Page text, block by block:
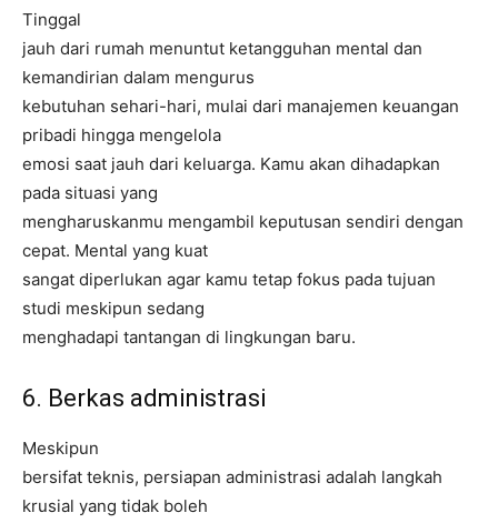
Tinggal
jauh dari rumah menuntut ketangguhan mental dan
kemandirian dalam mengurus
kebutuhan sehari-hari, mulai dari manajemen keuangan
pribadi hingga mengelola
emosi saat jauh dari keluarga. Kamu akan dihadapkan
pada situasi yang
mengharuskanmu mengambil keputusan sendiri dengan
cepat. Mental yang kuat
sangat diperlukan agar kamu tetap fokus pada tujuan
studi meskipun sedang
menghadapi tantangan di lingkungan baru.
6. Berkas administrasi
Meskipun
bersifat teknis, persiapan administrasi adalah langkah
krusial yang tidak boleh